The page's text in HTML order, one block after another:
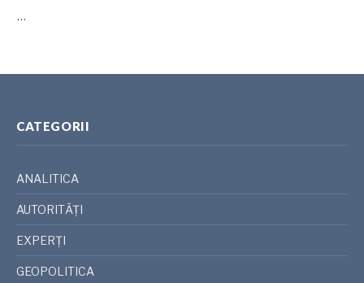
…
CATEGORII
ANALITICA
AUTORITĂȚI
EXPERȚI
GEOPOLITICA